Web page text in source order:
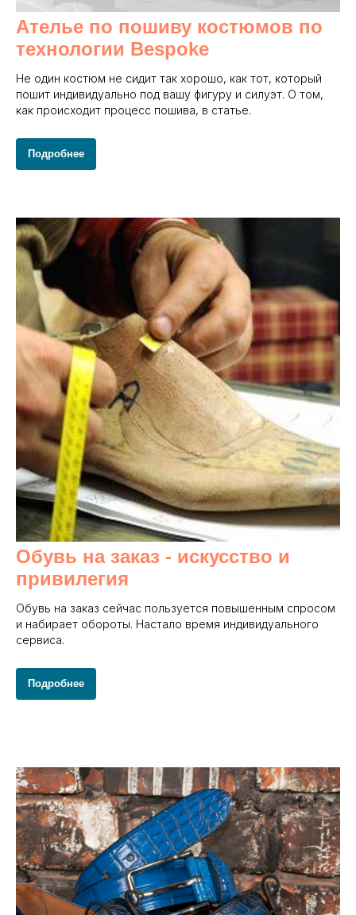
Ателье по пошиву костюмов по
технологии Bespoke
Не один костюм не сидит так хорошо, как тот, который
пошит индивидуально под вашу фигуру и силуэт. О том,
как происходит процесс пошива, в статье.
Подробнее
Обувь на заказ - искусство и
привилегия
Обувь на заказ сейчас пользуется повышенным спросом
и набирает обороты. Настало время индивидуального
сервиса.
Подробнее